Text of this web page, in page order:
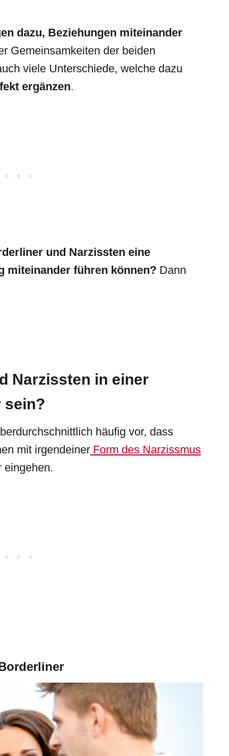
dazu, Beziehungen miteinander
Gemeinsamkeiten der beiden
viele Unterschiede, welche dazu
ergänzen.
und Narzissten eine
miteinander führen können? Dann
Narzissten in einer
sein?
häufig vor, dass
mit irgendeiner Form des Narzissmus
eingehen.